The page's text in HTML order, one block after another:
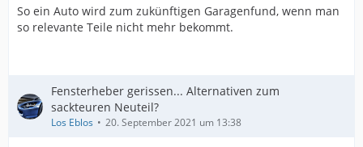
So ein Auto wird zum zukünftigen Garagenfund, wenn man
so relevante Teile nicht mehr bekommt.
Fensterheber gerissen... Alternativen zum
sackteuren Neuteil?
Los Eblos 20. September 2021 um 13:38